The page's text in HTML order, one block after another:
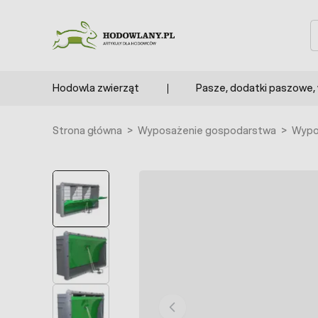
Hodowla zwierząt Pasze, dodatki
Strona główna > Wyposażenie gospodarstwa >